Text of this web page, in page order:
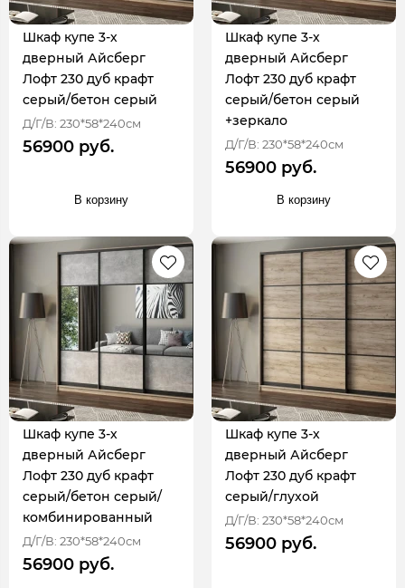
Шкаф купе 3-х
дверный Айсберг
Лофт 230 дуб крафт
серый/бетон серый
Д/Г/В: 230*58*240см
56900 руб.
В корзину
Шкаф купе 3-х
дверный Айсберг
Лофт 230 дуб крафт
серый/бетон серый
+зеркало
Д/Г/В: 230*58*240см
56900 руб.
В корзину
Шкаф купе 3-х
дверный Айсберг
Лофт 230 дуб крафт
серый/бетон серый/
комбинированный
Д/Г/В: 230*58*240см
56900 руб.
Шкаф купе 3-х
дверный Айсберг
Лофт 230 дуб крафт
серый/глухой
Д/Г/В: 230*58*240см
56900 руб.